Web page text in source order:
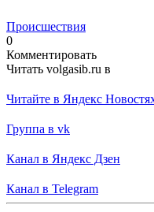
Происшествия
0
Комментировать
Читать volgasib.ru в
Читайте в Яндекс
Группа в vk
Канал в Яндекс Дзен
Канал в Telegram